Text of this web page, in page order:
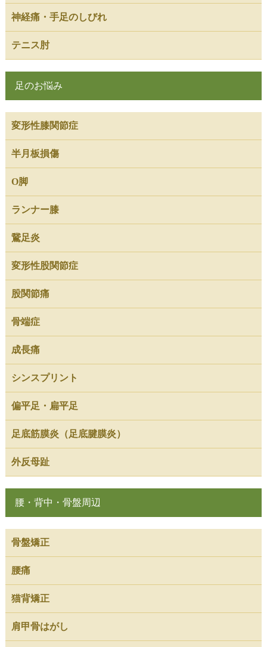
神経痛・手足のしびれ
テニス肘
足のお悩み
変形性膝関節症
半月板損傷
O脚
ランナー膝
鵞足炎
変形性股関節症
股関節痛
骨端症
成長痛
シンスプリント
偏平足・扁平足
足底筋膜炎（足底腱膜炎）
外反母趾
腰・背中・骨盤周辺
骨盤矯正
腰痛
猫背矯正
肩甲骨はがし